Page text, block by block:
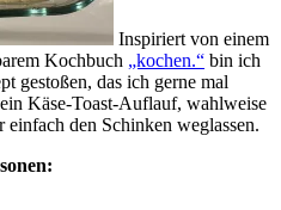
Inspiriert von einem
Kochbuch „kochen.“ bin ich
gestoßen, das ich gerne mal
Käse-Toast-Auflauf, wahlweise
den Schinken weglassen.